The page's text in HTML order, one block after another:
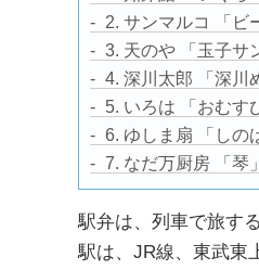
2. サンマルコ 「ビ
3. 天のや 「玉子サ
4. 深川太郎 「深川
5. いろは 「おむす
6. ゆしま扇 「しの
7. なだ万厨房 「琴」
駅弁は、列車で旅す
駅は、JR線、東武東